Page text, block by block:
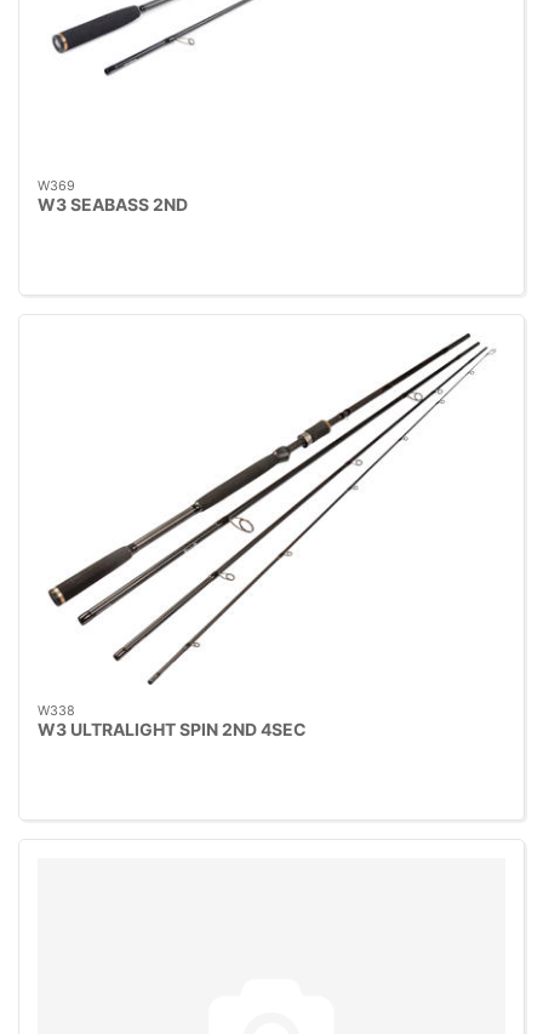
W369
W3 SEABASS 2ND
W338
W3 ULTRALIGHT SPIN 2ND 4SEC